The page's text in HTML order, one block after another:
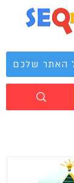
האתר שלכם